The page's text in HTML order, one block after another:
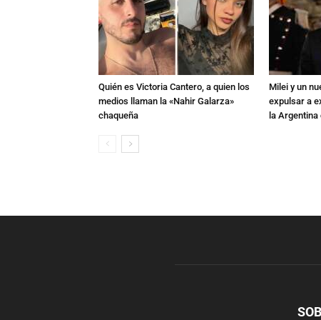
Quién es Victoria Cantero, a quien los
medios llaman la «Nahir Galarza»
chaqueña
Milei y un
expulsar a
la